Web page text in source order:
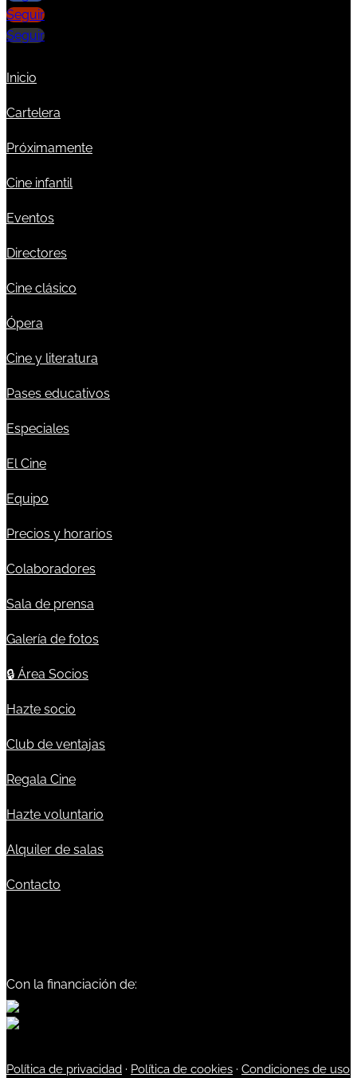
Seguir
Seguir
Inicio
Cartelera
Próximamente
Cine infantil
Eventos
Directores
Cine clásico
Ópera
Cine y literatura
Pases educativos
Especiales
El Cine
Equipo
Precios y horarios
Colaboradores
Sala de prensa
Galería de fotos
🔒 Área Socios
Hazte socio
Club de ventajas
Regala Cine
Hazte voluntario
Alquiler de salas
Contacto
Con la financiación de:
Política de privacidad · Política de cookies · Condiciones de uso